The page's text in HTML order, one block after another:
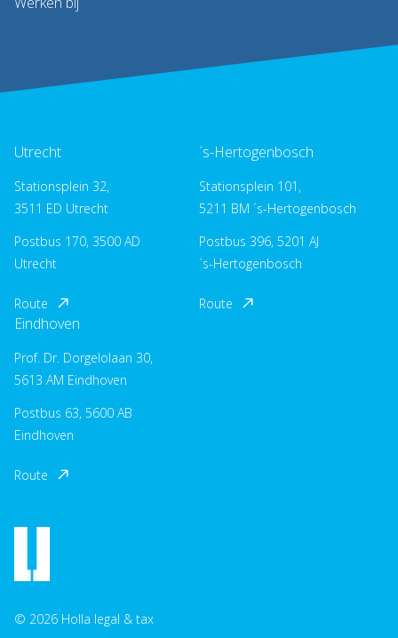
Utrecht
Stationsplein 32,
3511 ED Utrecht
Postbus 170, 3500 AD
Utrecht
Route
´s-Hertogenbosch
Stationsplein 101,
5211 BM ´s-Hertogenbosch
Postbus 396, 5201 AJ
´s-Hertogenbosch
Route
Eindhoven
Prof. Dr. Dorgelolaan 30,
5613 AM Eindhoven
Postbus 63, 5600 AB
Eindhoven
Route
© 2026 Holla legal & tax